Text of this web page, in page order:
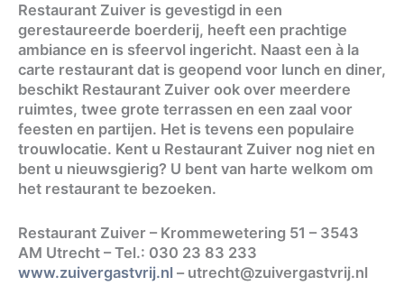
Restaurant Zuiver is gevestigd in een
gerestaureerde boerderij, heeft een prachtige
ambiance en is sfeervol ingericht. Naast een à la
carte restaurant dat is geopend voor lunch en diner,
beschikt Restaurant Zuiver ook over meerdere
ruimtes, twee grote terrassen en een zaal voor
feesten en partijen. Het is tevens een populaire
trouwlocatie. Kent u Restaurant Zuiver nog niet en
bent u nieuwsgierig? U bent van harte welkom om
het restaurant te bezoeken.
Restaurant Zuiver – Krommewetering 51 – 3543
AM Utrecht – Tel.: 030 23 83 233
www.zuivergastvrij.nl – utrecht@zuivergastvrij.nl